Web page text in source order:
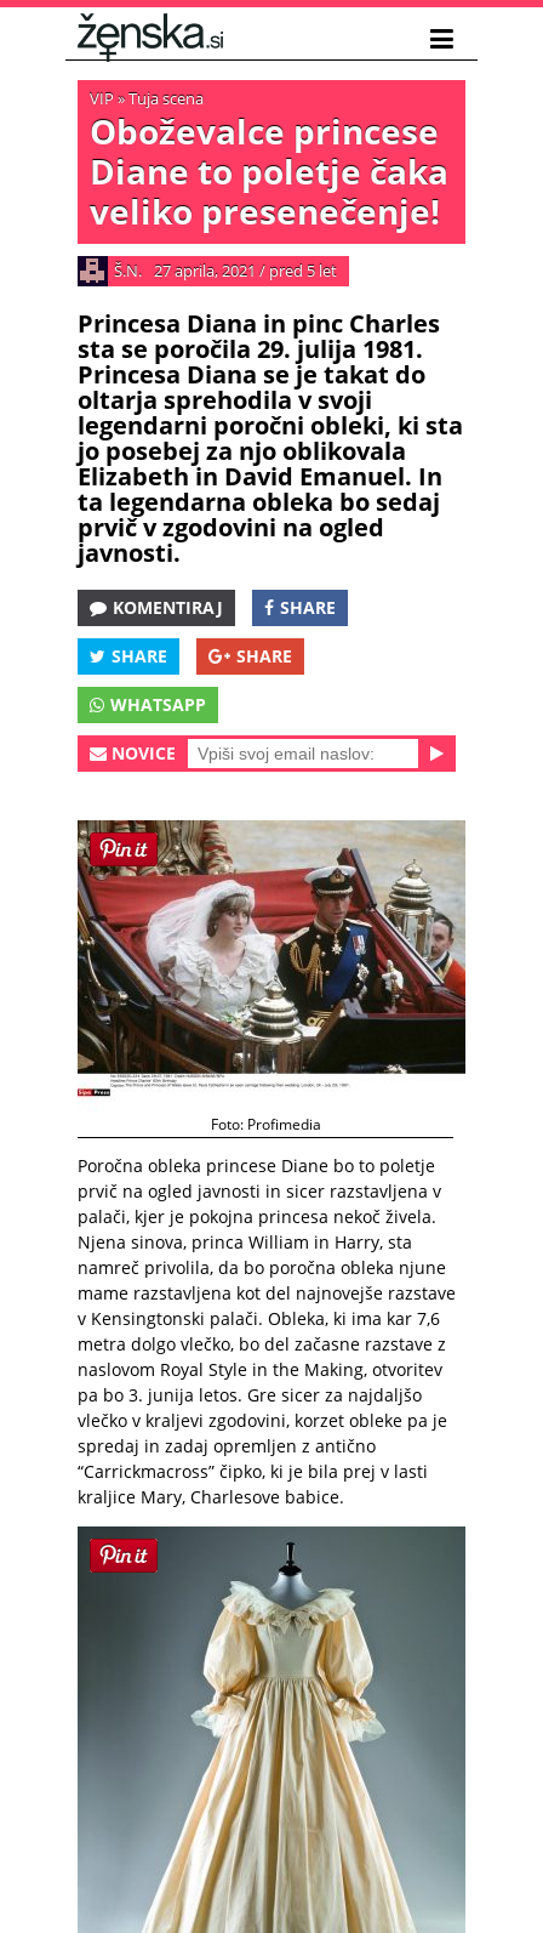
VIP»Tuja scena
Oboževalce princese
Diane to poletje čaka
veliko presenečenje!
Š.N. 27 aprila, 2021 / pred 5 let
Princesa Diana in pinc Charles
sta se poročila 29. julija 1981.
Princesa Diana se je takat do
oltarja sprehodila v svoji
legendarni poročni obleki, ki sta
jo posebej za njo oblikovala
Elizabeth in David Emanuel. In
ta legendarna obleka bo sedaj
prvič v zgodovini na ogled
javnosti.
KOMENTIRAJ SHARE
SHARE SHARE
WHATSAPP
NOVICE
Foto: Profimedia
Poročna obleka princese Diane bo to poletje
prvič na ogled javnosti in sicer razstavljena v
palači, kjer je pokojna princesa nekoč živela.
Njena sinova, princa William in Harry, sta
namreč privolila, da bo poročna obleka njune
mame razstavljena kot del najnovejše razstave
v Kensingtonski palači. Obleka, ki ima kar 7,6
metra dolgo vlečko, bo del začasne razstave z
naslovom Royal Style in the Making, otvoritev
pa bo 3. junija letos. Gre sicer za najdaljšo
vlečko v kraljevi zgodovini, korzet obleke pa je
spredaj in zadaj opremljen z antično
“Carrickmacross” čipko, ki je bila prej v lasti
kraljice Mary, Charlesove babice.